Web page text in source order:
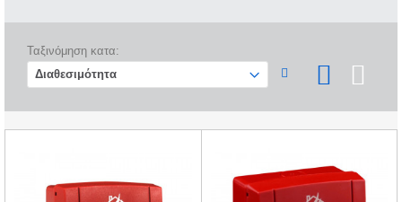
Ταξινόμηση κατα: